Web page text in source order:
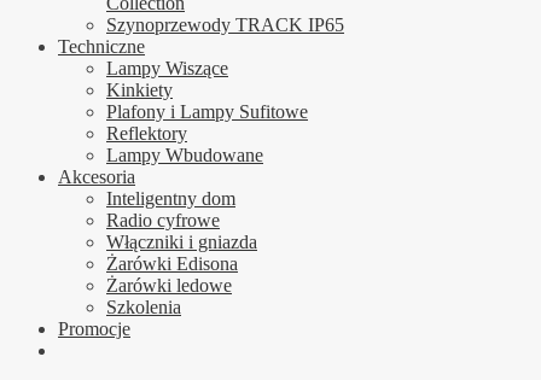
Szynoprzewody TRACK IP65
Techniczne
Lampy Wiszące
Kinkiety
Plafony i Lampy Sufitowe
Reflektory
Lampy Wbudowane
Akcesoria
Inteligentny dom
Radio cyfrowe
Włączniki i gniazda
Żarówki Edisona
Żarówki ledowe
Szkolenia
Promocje